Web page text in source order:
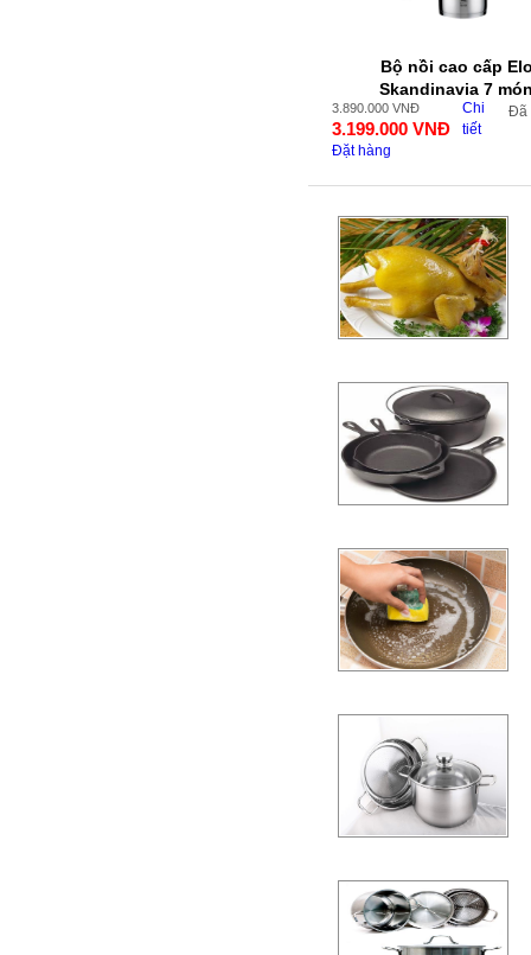
Bộ nồi cao cấp
Skandinavia 7
3.890.000 VNĐ
3.199.000 VNĐ
Đã
Chi
tiết
Đặt hàng